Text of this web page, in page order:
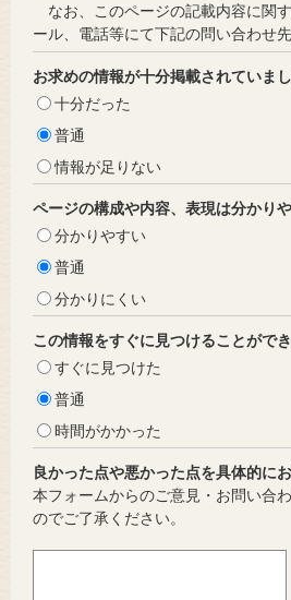
なお、このページの記載内容に関
ール、電話等にて下記の問い合わせ
お求めの情報が十分掲載されていま
十分だった
普通
情報が足りない
ページの構成や内容、表現は分かり
分かりやすい
普通
分かりにくい
この情報をすぐに見つけることがで
すぐに見つけた
普通
時間がかかった
良かった点や悪かった点を具体的に
本フォームからのご意見・お問い合
のでご了承ください。